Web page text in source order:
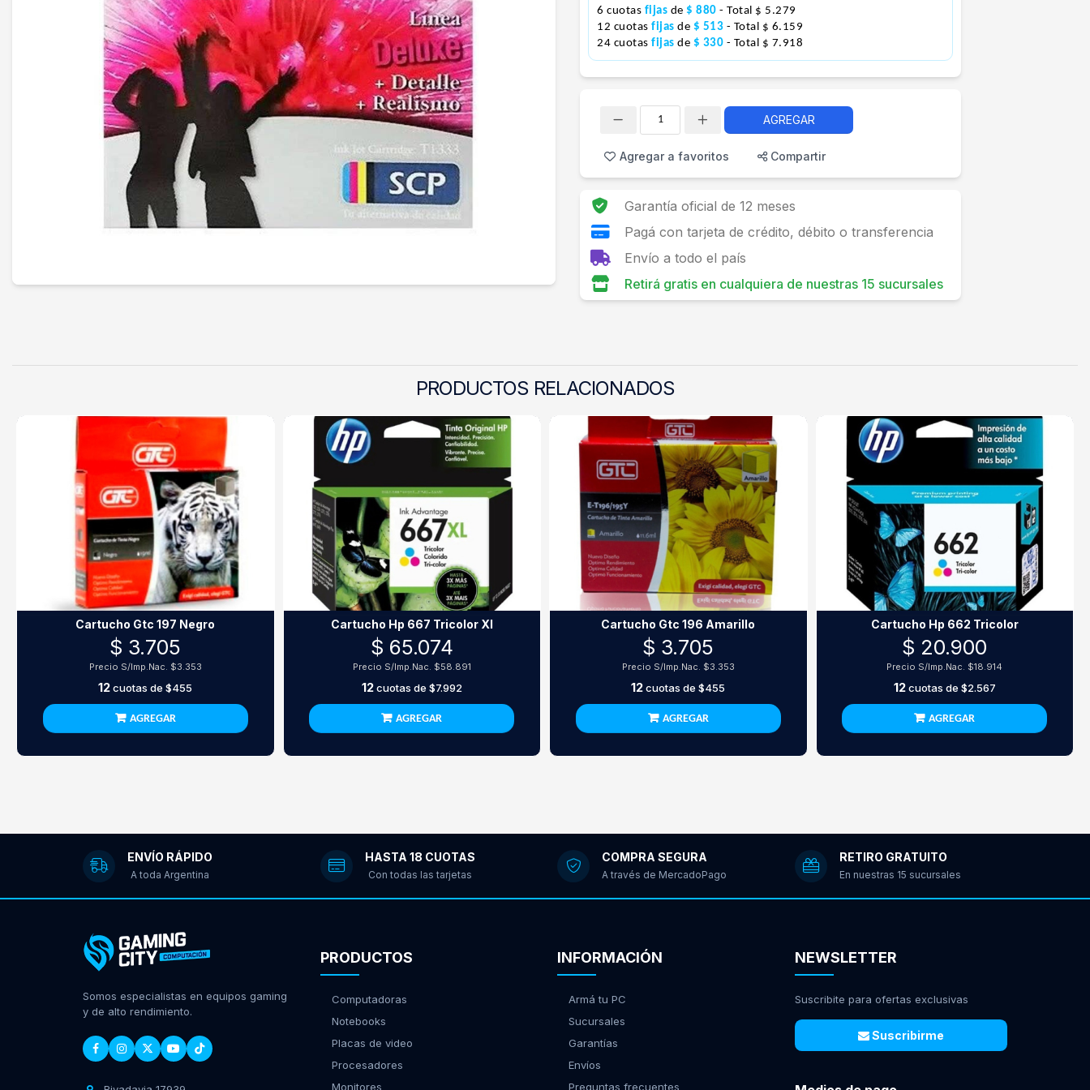
6 cuotas fijas de $ 880 - Total $ 5.279
12 cuotas fijas de $ 513 - Total $ 6.159
24 cuotas fijas de $ 330 - Total $ 7.918
AGREGAR
Agregar a favoritos Compartir
Garantía oficial de 12 meses
Pagá con tarjeta de crédito, débito o transferencia
Envío a todo el país
Retirá gratis en cualquiera de nuestras 15 sucursales
PRODUCTOS RELACIONADOS
Cartucho Gtc 197 Negro
$ 3.705
Precio S/Imp.Nac. $3.353
12cuotas de$455
AGREGAR
Cartucho Hp 667 Tricolor Xl
$ 65.074
Precio S/Imp.Nac. $58.891
12cuotas de $7.992
AGREGAR
Cartucho Gtc 196 Amarillo
$ 3.705
Precio S/Imp.Nac. $3.353
12cuotas de$455
AGREGAR
Cartucho Hp 662 Tricolor
$ 20.900
Precio S/Imp.Nac. $18.914
12cuotas de $2.567
AGREGAR
ENVÍO RÁPIDO
A toda Argentina
HASTA 18 CUOTAS
Con todas las tarjetas
COMPRA SEGURA
A través de MercadoPago
RETIRO GRATUITO
En nuestras 15 sucursales
Somos especialistas en equipos gaming
y de alto rendimiento.
PRODUCTOS
Computadoras
Notebooks
Placas de video
Procesadores
Monitores
INFORMACIÓN
Armá tu PC
Sucursales
Garantías
Envíos
Preguntas frecuentes
NEWSLETTER
Suscribite para ofertas exclusivas
Suscribirme